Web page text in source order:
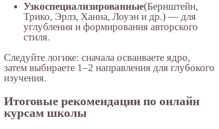
Узкоспециализированные(Бернштейн,
Трико, Эрлз, Ханна, Лоуэн и др.) — для
углубления и формирования авторского
стиля.
Следуйте логике: сначала осваиваете ядро,
затем выбираете 1–2 направления для глубокого
изучения.
Итоговые рекомендации по онлайн
курсам школы